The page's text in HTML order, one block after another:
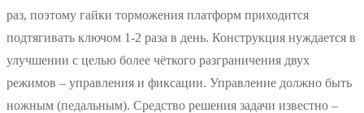
раз, поэтому гайки торможения платформ приходится
подтягивать ключом 1-2 раза в день. Конструкция нуждается в
улучшении с целью более чёткого разграничения двух
режимов – управления и фиксации. Управление должно быть
ножным (педальным). Средство решения задачи известно –